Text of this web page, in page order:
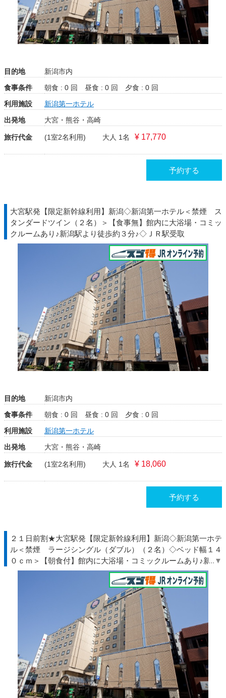
目的地
新潟市内
食事条件
朝食 : 0 回 昼食 : 0 回
夕食 : 0 回
利用施設
新潟第一ホテル
出発地
大宮・熊谷・高崎
旅行代金 (1室2名利用) 大人 1名 ¥ 17,770
予約する
大宮駅発【限定新幹線利用】新潟◇新潟第一ホテル＜禁煙 ス
タンダードツイン（２名）＞【食事無】館内に大浴場・コミッ
クルームあり♪新潟駅より徒歩約３分♪◇ＪＲ駅受取
目的地
新潟市内
食事条件
朝食 : 0 回 昼食 : 0 回
夕食 : 0 回
利用施設
新潟第一ホテル
出発地
大宮・熊谷・高崎
旅行代金 (1室2名利用) 大人 1名 ¥ 18,060
予約する
２１日前割★大宮駅発【限定新幹線利用】新潟◇新潟第一ホテ
ル＜禁煙 ラージシングル（ダブル）（２名）◇ベッド幅１４
０ｃｍ＞【朝食付】館内に大浴場・コミックルームあり♪新潟
駅より徒歩約３分♪◇ＪＲ駅受取